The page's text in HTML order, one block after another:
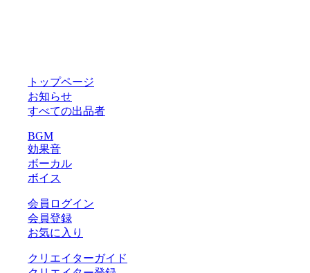
トップページ
お知らせ
すべての出品者
BGM
効果音
ボーカル
ボイス
会員ログイン
会員登録
お気に入り
クリエイターガイド